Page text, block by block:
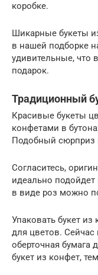
коробке.
Шикарные букеты
в нашей подборке
удивительные, что
подарок.
Традиционный
Красивые букеты
конфетами в
Подобный сюрприз
Согласитесь,
идеально
в виде роз можно
Упаковать букет
для цветов. Сейчас
оберточная бумага
букет из конфет,